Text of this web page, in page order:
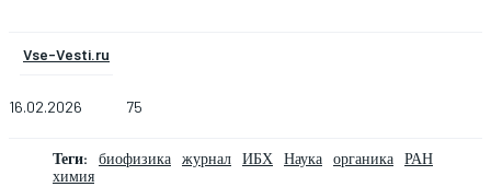
Vse-Vesti.ru
16.02.2026 75
Теги: биофизика журнал ИБХ Наука органика РАН
химия